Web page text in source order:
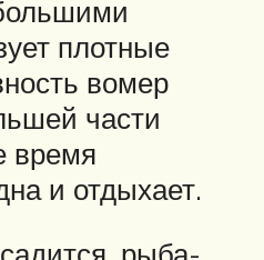
плотные
вомер
части
время
и отдыхает.